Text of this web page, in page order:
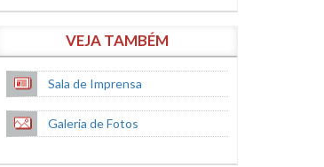
VEJA TAMBÉM
Sala de Imprensa
Galeria de Fotos